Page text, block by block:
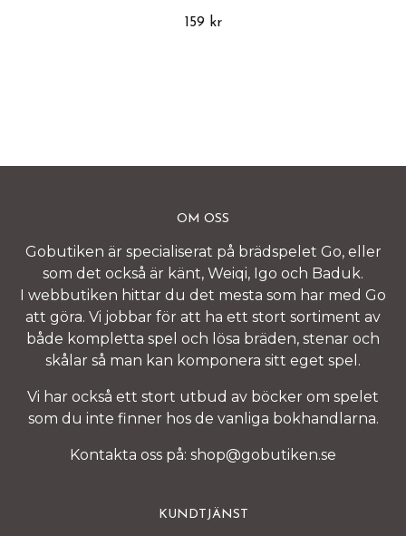
159 kr
OM OSS
Gobutiken är specialiserat på brädspelet Go, eller
som det också är känt, Weiqi, Igo och Baduk.
I webbutiken hittar du det mesta som har med Go
att göra. Vi jobbar för att ha ett stort sortiment av
både kompletta spel och lösa bräden, stenar och
skålar så man kan komponera sitt eget spel.
Vi har också ett stort utbud av böcker om spelet
som du inte finner hos de vanliga bokhandlarna.
Kontakta oss på: shop@gobutiken.se
KUNDTJÄNST